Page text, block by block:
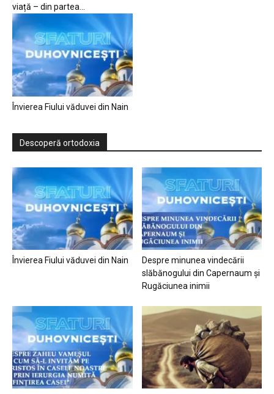
viață – din partea...
Învierea Fiului văduvei din Nain
Descoperă ortodoxia
Învierea Fiului văduvei din Nain
Despre minunea vindecării
slăbănogului din Capernaum și
Rugăciunea inimii